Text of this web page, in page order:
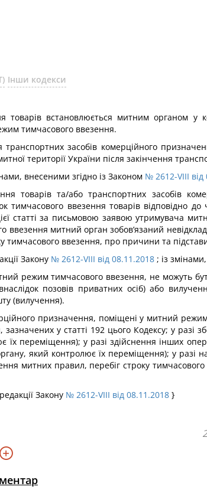
Інши кодекси
товарів встановлюється митним органом
тимчасового ввезення.
транспортних засобів комерційного
території України після закінчення
внесеними згідно із Законом № 2612-VIII від
товарів та/або транспортних засобів
тимчасового ввезення товарів відповідно
статті за письмовою заявою утримувача
ввезення митний орган зобов’язаний
ввезення, про причини та підстави
Закону № 2612-VIII від 08.11.2018 ; із
режим тимчасового ввезення, не можуть
позовів приватних осіб) або
(вилучення).
призначення, поміщені у митний
зазначених у статті 192 цього Кодексу; у
їх переміщення); у разі здійснення інших
який контролює їх переміщення); у разі
митних правил, перебіг строку
Закону № 2612-VIII від 08.11.2018 }